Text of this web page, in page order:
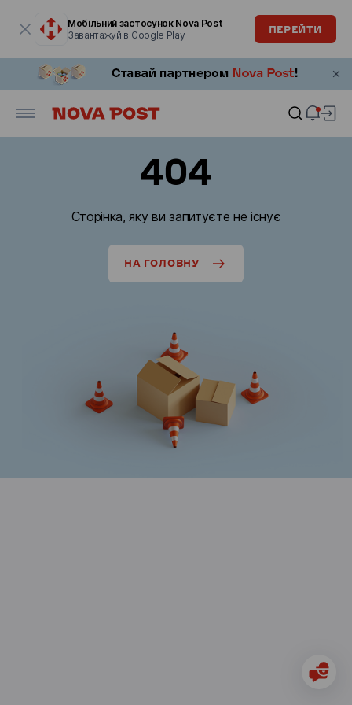
Мобільний застосунок Nova Post
Завантажуй в Google Play
ПЕРЕЙТИ
404
Сторінка, яку ви запитуєте не існує
НА ГОЛОВНУ